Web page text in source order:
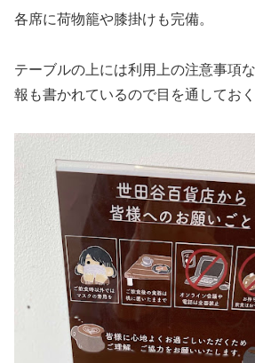
各席に荷物籠や膝掛けも完備。
テーブルの上には利用上の注意事項
報も書かれているので目を通してお